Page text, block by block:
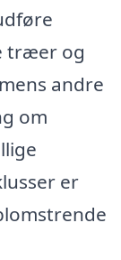
træer og
andre
om
er